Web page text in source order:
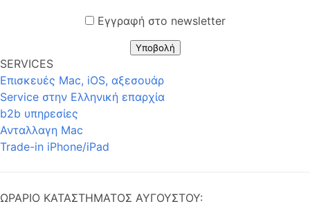
Εγγραφή στο newsletter
Υποβολή
SERVICES
Επισκευές Mac, iOS, αξεσουάρ
Service στην Eλληνική επαρχία
b2b υπηρεσίες
Ανταλλαγη Mac
Trade-in iPhone/iPad
ΩΡΑΡΙΟ ΚΑΤΑΣΤΗΜΑΤΟΣ ΑΥΓΟΥΣΤΟΥ: